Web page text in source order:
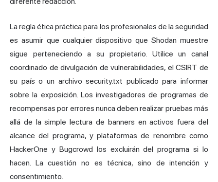
La regla ética práctica para los profesionales de la seguridad
es asumir que cualquier dispositivo que Shodan muestre
sigue perteneciendo a su propietario. Utilice un canal
coordinado de divulgación de vulnerabilidades, el CSIRT de
su país o un archivo security.txt publicado para informar
sobre la exposición. Los investigadores de programas de
recompensas por errores nunca deben realizar pruebas más
allá de la simple lectura de banners en activos fuera del
alcance del programa, y plataformas de renombre como
HackerOne y Bugcrowd los excluirán del programa si lo
hacen. La cuestión no es técnica, sino de intención y
consentimiento.